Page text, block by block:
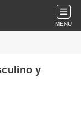
MENU
y